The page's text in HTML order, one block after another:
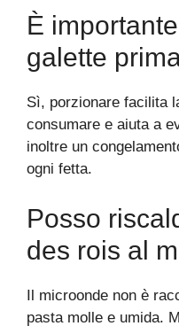
È
galette
Sì, porzionare facilita
consumare e aiuta a
inoltre un
ogni fetta.
Posso
des rois al
Il microonde non è
pasta molle e umida.